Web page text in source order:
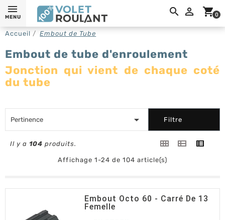
 shopping_cart0
MENU
Accueil Embout de Tube
Embout de tube d'enroulement
Jonction qui vient de chaque coté
du tube
Pertinence  Filtre
Il y a 104 produits.
Affichage 1-24 de 104 article(s)
Embout Octo 60 - Carré De 13
Femelle